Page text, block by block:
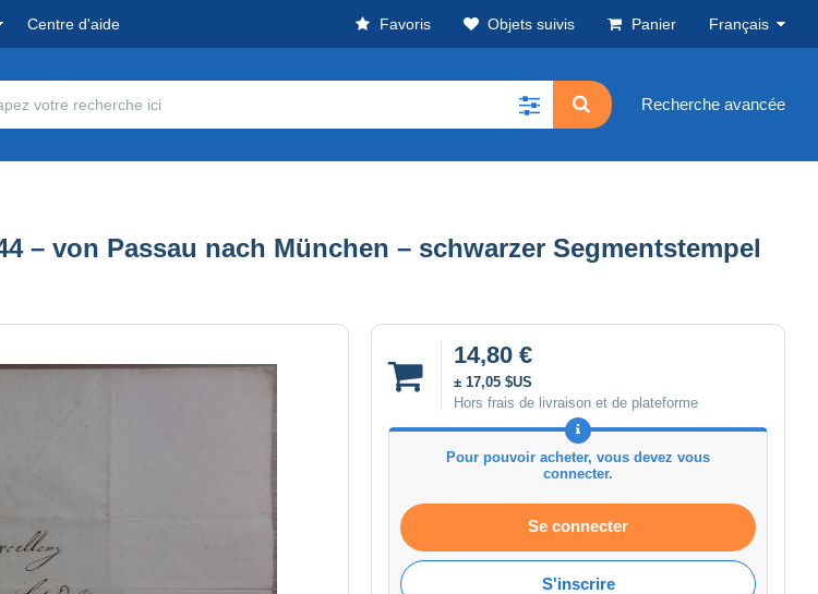
Centre d'aide Favoris Objets suivis Panier Français
Recherche avancée
– von Passau nach München – schwarzer Segmentstempel
14,80 €
± 17,05 $US
Hors frais de livraison et de plateforme
Pour pouvoir acheter, vous devez vous
connecter.
Se connecter
S'inscrire